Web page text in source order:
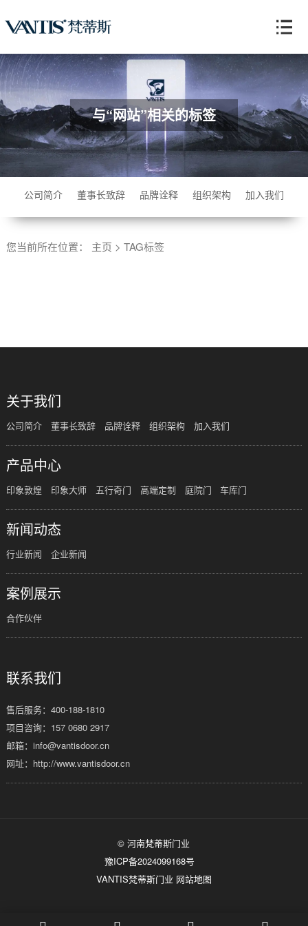
与“网站”相关的标签
公司简介 董事长致辞 品牌诠释 组织架构 加入我们
您当前所在位置： 主页 > TAG标签
关于我们
公司简介 董事长致辞 品牌诠释 组织架构 加入我们
产品中心
印象敦煌 印象大师 五行奇门 高端定制 庭院门 车库门
新闻动态
行业新闻 企业新闻
案例展示
合作伙伴
联系我们
售后服务： 400-188-1810
项目咨询：157 0680 2917
邮箱：info@vantisdoor.cn
网址：http://www.vantisdoor.cn
© 河南梵蒂斯门业
豫ICP备2024099168号
VANTIS梵蒂斯门业 网站地图